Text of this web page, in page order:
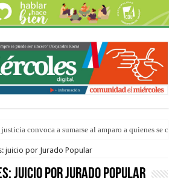
convoca a sumarse al amparo a quienes se
agostocon sus días y horarios
juicio por Jurado Popular
juicio por Jurado Popular